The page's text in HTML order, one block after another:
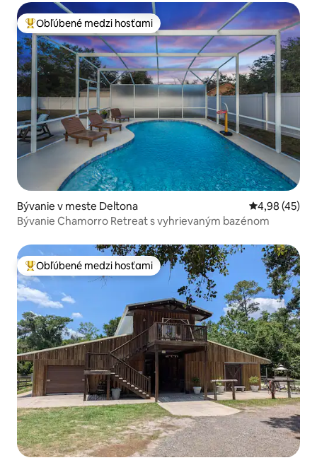
Najobľúbenejšie medzi hosťami
Obľúbené medzi hosťami
Bývanie v meste Deltona Priemerné
4,98 (45)
Bývanie Chamorro Retreat s vyhrievaným bazénom
Najobľúbenejšie medzi hosťami
Obľúbené medzi hosťami